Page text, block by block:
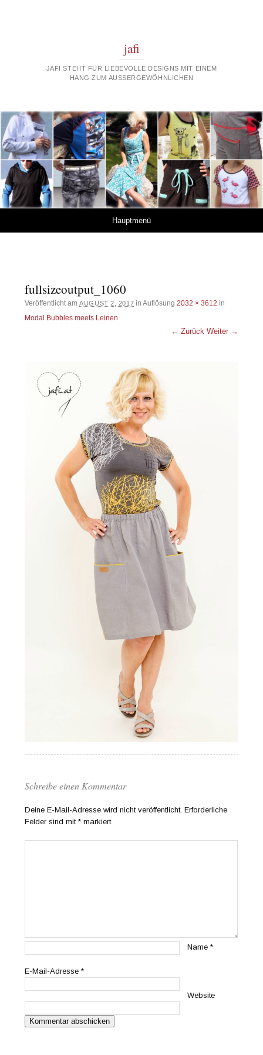
jafi
JAFI STEHT FÜR LIEBEVOLLE DESIGNS MIT EINEM
HANG ZUM AUSSERGEWÖHNLICHEN
Hauptmenü
fullsizeoutput_1060
Veröffentlicht amAUGUST 2, 2017 in Auflösung2032 × 3612 in
Modal Bubbles meets Leinen
← Zurück Weiter →
Schreibe einen Kommentar
Deine E-Mail-Adresse wird nicht veröffentlicht. Erforderliche
Felder sind mit* markiert
Name*
E-Mail-Adresse*
Website